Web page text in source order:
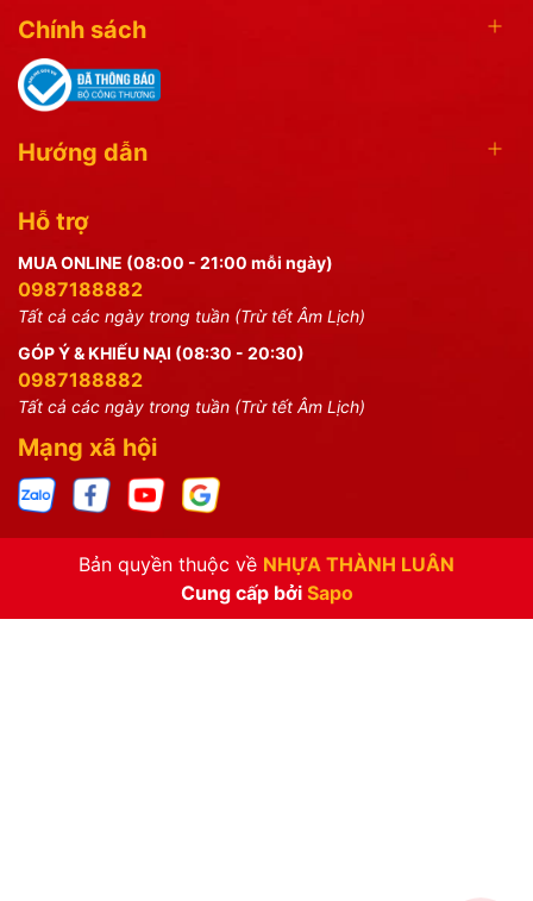
Chính sách
Hướng dẫn
Hỗ trợ
MUA ONLINE (08:00 - 21:00 mỗi ngày)
0987188882
Tất cả các ngày trong tuần (Trừ tết Âm Lịch)
GÓP Ý & KHIẾU NẠI (08:30 - 20:30)
0987188882
Tất cả các ngày trong tuần (Trừ tết Âm Lịch)
Mạng xã hội
Bản quyền thuộc về NHỰA THÀNH LUÂN
Cung cấp bởi Sapo